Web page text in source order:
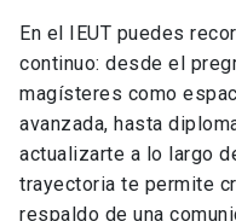
En el IEUT puedes
continuo: desde el
magísteres como
avanzada, hasta
actualizarte a lo largo
trayectoria te permite
respaldo de una